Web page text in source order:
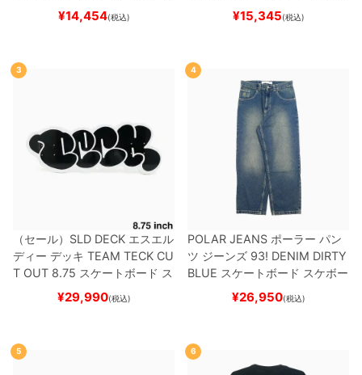
（トリック用）
ード スケボー
¥14,454(税込) ¥15,345(税込)
3
（セール） SLD DECK エスエル
ディー デッキ TEAM TECK CU
T OUT 8.75 スケートボード ス
¥29,990(税込)
4
POLAR JEANS ポーラー パン
ツ ジーンズ 93! DENIM DIRTY
BLUE スケートボード スケボー
¥26,950(税込)
5 6